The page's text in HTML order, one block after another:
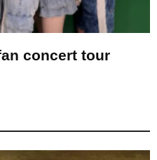
concert tour